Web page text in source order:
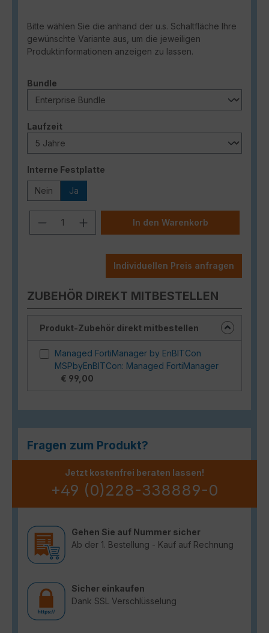
Bitte wählen Sie die anhand der u.s. Schaltfläche Ihre
gewünschte Variante aus, um die jeweiligen
Produktinformationen anzeigen zu lassen.
Bundle
Laufzeitauswählen
Interne Festplatte
Nein Ja
Produkt Anzahl: Gib den
In den Warenkorb
Individuellen Preis anfragen
ZUBEHÖR DIREKT MITBESTELLEN
Produkt-Zubehör direkt mitbestellen
Managed FortiManager by EnBITCon
MSPbyEnBITCon: Managed FortiManager
€ 99,00
Fragen zum Produkt?
Jetzt kostenfrei beraten lassen!
+49 (0)228-338889-0
Gehen Sie auf Nummer sicher
Ab der 1. Bestellung - Kauf auf Rechnung
Sicher einkaufen
Dank SSL Verschlüsselung